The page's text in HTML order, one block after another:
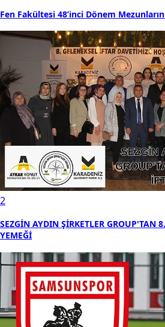
Fen Fakültesi 48’inci Dönem
2
SEZGİN AYDIN ŞİRKETLER GROUP'TAN
YEMEĞİ